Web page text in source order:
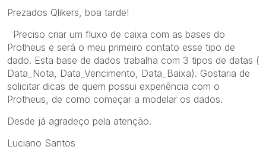
Prezados Qlikers, boa tarde!
Preciso criar um fluxo de caixa com as bases do
Protheus e será o meu primeiro contato esse tipo de
dado. Esta base de dados trabalha com 3 tipos de datas (
Data_Nota, Data_Vencimento, Data_Baixa). Gostaria de
solicitar dicas de quem possui experiência com o
Protheus, de como começar a modelar os dados.
Desde já agradeço pela atenção.
Luciano Santos